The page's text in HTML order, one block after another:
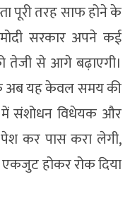
पूरी तरह साफ होने के
सरकार अपने कई
तेजी से आगे बढ़ाएगी।
अब यह केवल समय की
में संशोधन विधेयक और
कर पास करा लेगी,
होकर रोक दिया